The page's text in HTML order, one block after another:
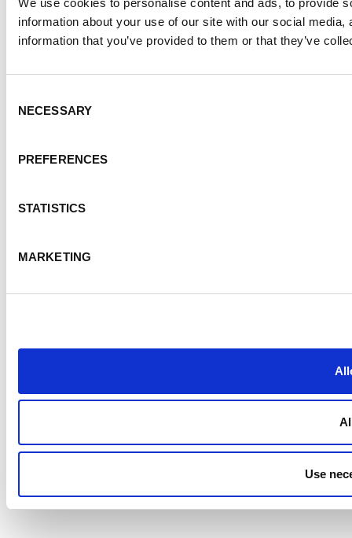
information about your use of our site with our social
information that you’ve provided to them or that they’ve
Selection
NECESSARY
PREFERENCES
STATISTICS
MARKETING
Use